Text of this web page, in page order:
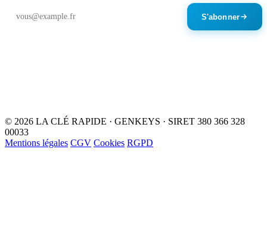
S'abonner
© 2026 LA CLÉ RAPIDE · GENKEYS · SIRET 380 366 328
00033
Mentions légales CGV Cookies RGPD